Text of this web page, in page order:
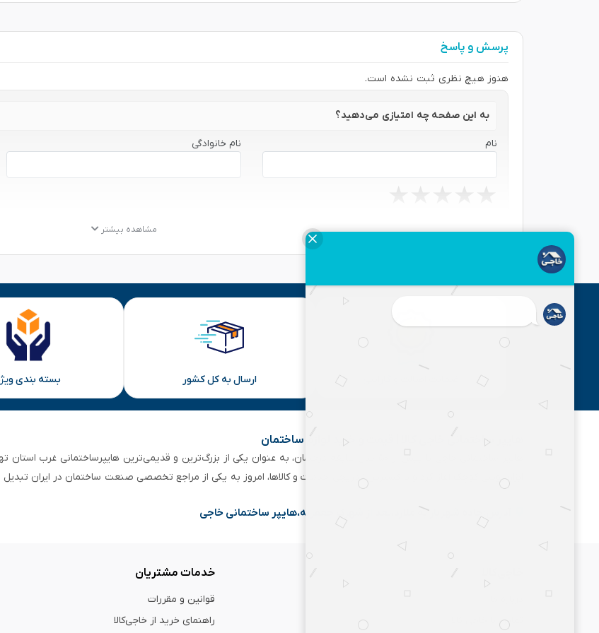
پرسش و پاسخ
هنوز هیچ نظری ثبت نشده است.
به این صفحه چه امتیازی می‌دهید؟
نام نام خانوادگی
★★
★ ★
★
★ ★
★
★
★ ★
★
★
★
★
مشاهده بیشتر
ارسال به کل کشور بسته بندی
هایپر ساختمانی خاجی‌ کالا | قیمت و خرید لوازم ساختمان
هایپر ساختمانی خاجی‌ با بیش از ۵۰ سال سابقه‌ درخشان، به عنوان یکی از بزرگ‌ترین و قدیمی‌ترین
ابزارفروشی کوچک آغاز کرد و با گسترش تدریجی خدمات و کالاها، امروز به یکی از مراجع تخصصی صنعت ساختمان در ایران
آدرس:جاده شهریار به ملارد،بعد از شهرک جعفریه،هایپر ساختمانی خاجی
تماس با خاجی کالا
خدمات مشتریان
قوانین و مقررات
راهنمای خرید از خاجی‌کالا